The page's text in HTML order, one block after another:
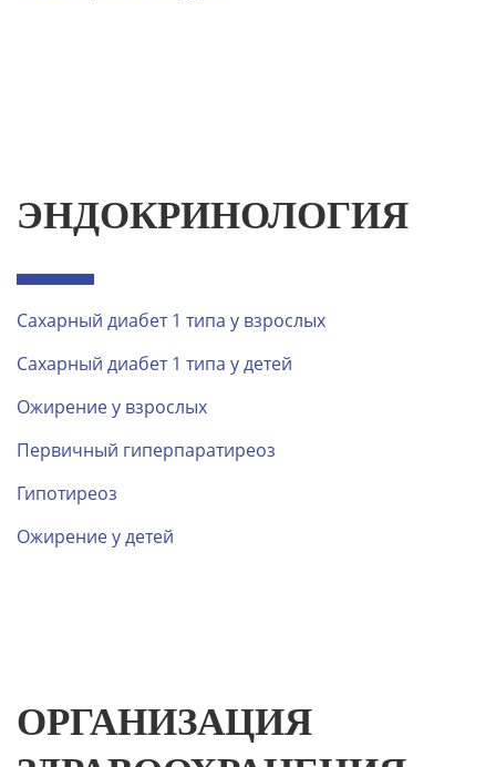
ЭНДОКРИНОЛОГИЯ
Сахарный диабет 1 типа у взрослых
Сахарный диабет 1 типа у детей
Ожирение у взрослых
Первичный гиперпаратиреоз
Гипотиреоз
Ожирение у детей
ОРГАНИЗАЦИЯ